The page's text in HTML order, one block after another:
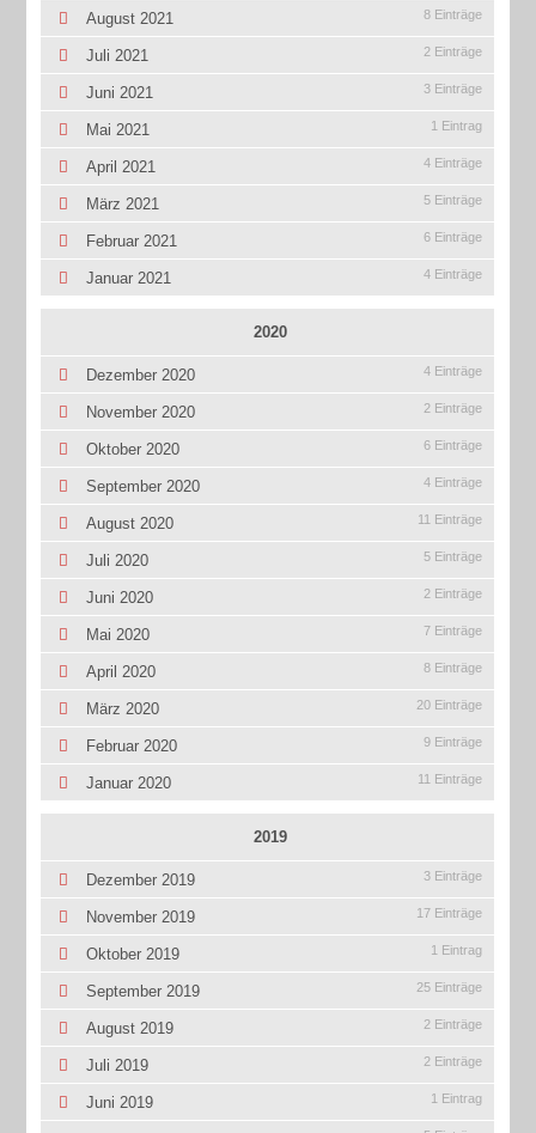
August 2021 8 Einträge
Juli 2021 2 Einträge
Juni 2021 3 Einträge
Mai 2021 1 Eintrag
April 2021 4 Einträge
März 2021 5 Einträge
Februar 2021 6 Einträge
Januar 2021 4 Einträge
2020
Dezember 2020 4 Einträge
November 2020 2 Einträge
Oktober 2020 6 Einträge
September 2020 4 Einträge
August 2020 11 Einträge
Juli 2020 5 Einträge
Juni 2020 2 Einträge
Mai 2020 7 Einträge
April 2020 8 Einträge
März 2020 20 Einträge
Februar 2020 9 Einträge
Januar 2020 11 Einträge
2019
Dezember 2019 3 Einträge
November 2019 17 Einträge
Oktober 2019 1 Eintrag
September 2019 25 Einträge
August 2019 2 Einträge
Juli 2019 2 Einträge
Juni 2019 1 Eintrag